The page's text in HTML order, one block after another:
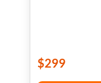
$299